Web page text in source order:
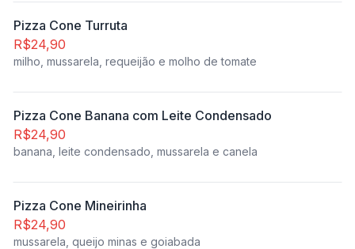
Pizza Cone Turruta
R$24,90
milho, mussarela, requeijão e molho de tomate
Pizza Cone Banana com Leite Condensado
R$24,90
banana, leite condensado, mussarela e canela
Pizza Cone Mineirinha
R$24,90
mussarela, queijo minas e goiabada